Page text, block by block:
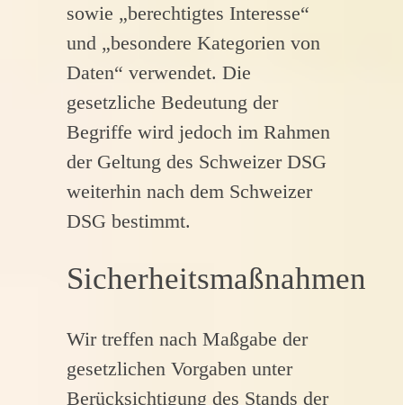
sowie „berechtigtes Interesse“
und „besondere Kategorien von
Daten“ verwendet. Die
gesetzliche Bedeutung der
Begriffe wird jedoch im Rahmen
der Geltung des Schweizer DSG
weiterhin nach dem Schweizer
DSG bestimmt.
Sicherheitsmaßnahmen
Wir treffen nach Maßgabe der
gesetzlichen Vorgaben unter
Berücksichtigung des Stands der